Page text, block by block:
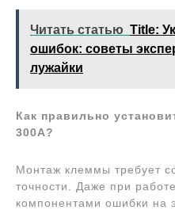
Читать статью Title:
ошибок: советы
лужайки
Как правильно
300А?
Монтаж клеммы требует
точности. Даже при
компонентами ошибки на